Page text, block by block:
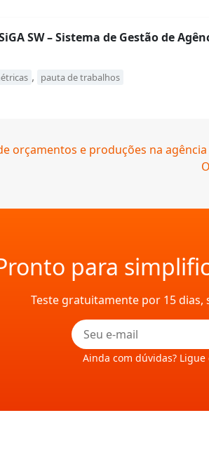
SW – Sistema de Gestão de
, pauta de trabalhos
orçamentos e produções na
para
Teste gratuitamente por 15
Ainda com dúvidas?